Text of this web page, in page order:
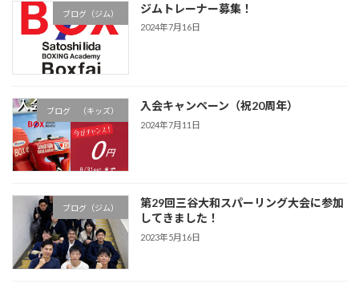
ブログ（ジム） ジムトレーナー募集！
2024年7月16日
ブログ （キッズ） 入会キャンペーン（祝20周年）
2024年7月11日
ブログ（ジム）
第29回三谷大和スパーリング大会に参加
してきました！
2023年5月16日